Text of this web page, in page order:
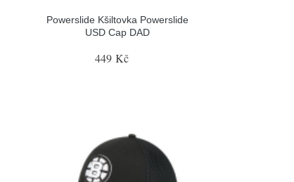
Powerslide Kšiltovka Powerslide
USD Cap DAD
449 Kč